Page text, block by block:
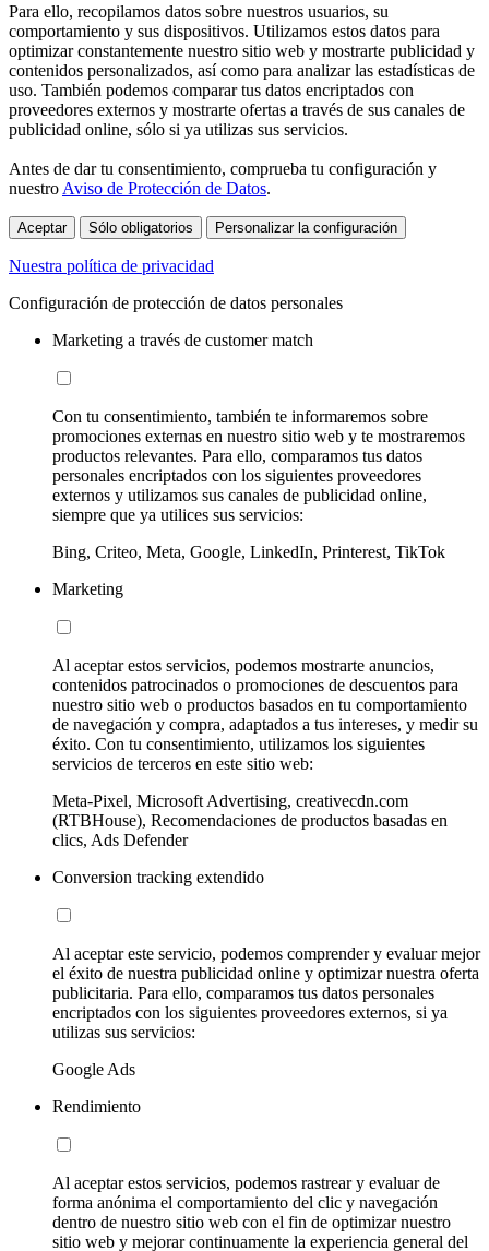
Para ello, recopilamos datos sobre nuestros usuarios, su
comportamiento y sus dispositivos. Utilizamos estos datos para
optimizar constantemente nuestro sitio web y mostrarte publicidad y
contenidos personalizados, así como para analizar las estadísticas de
uso. También podemos comparar tus datos encriptados con
proveedores externos y mostrarte ofertas a través de sus canales de
publicidad online, sólo si ya utilizas sus servicios.
Antes de dar tu consentimiento, comprueba tu configuración y
nuestro Aviso de Protección de Datos.
Aceptar Sólo obligatorios Personalizar la configuración
Nuestra política de privacidad
Configuración de protección de datos personales
Marketing a través de customer match
Con tu consentimiento, también te informaremos sobre
promociones externas en nuestro sitio web y te mostraremos
productos relevantes. Para ello, comparamos tus datos
personales encriptados con los siguientes proveedores
externos y utilizamos sus canales de publicidad online,
siempre que ya utilices sus servicios:
Bing, Criteo, Meta, Google, LinkedIn, Printerest, TikTok
Marketing
Al aceptar estos servicios, podemos mostrarte anuncios,
contenidos patrocinados o promociones de descuentos para
nuestro sitio web o productos basados en tu comportamiento
de navegación y compra, adaptados a tus intereses, y medir su
éxito. Con tu consentimiento, utilizamos los siguientes
servicios de terceros en este sitio web:
Meta-Pixel, Microsoft Advertising, creativecdn.com
(RTBHouse), Recomendaciones de productos basadas en
clics, Ads Defender
Conversion tracking extendido
Al aceptar este servicio, podemos comprender y evaluar mejor
el éxito de nuestra publicidad online y optimizar nuestra oferta
publicitaria. Para ello, comparamos tus datos personales
encriptados con los siguientes proveedores externos, si ya
utilizas sus servicios:
Google Ads
Rendimiento
Al aceptar estos servicios, podemos rastrear y evaluar de
forma anónima el comportamiento del clic y navegación
dentro de nuestro sitio web con el fin de optimizar nuestro
sitio web y mejorar continuamente la experiencia general del